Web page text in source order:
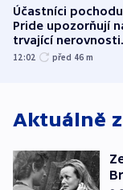
Účastníci pochodu
Pride upozorňují
trvající nerovnosti
společenskou
12:02 před 46 m
Aktuálně